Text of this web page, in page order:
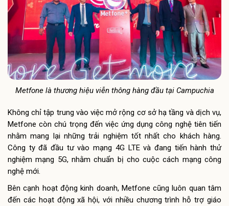
Metfone là thương hiệu viễn thông hàng đầu tại Campuchia
Không chỉ tập trung vào việc mở rộng cơ sở hạ tầng và dịch vụ,
Metfone còn chú trọng đến việc ứng dụng công nghệ tiên tiến
nhằm mang lại những trải nghiệm tốt nhất cho khách hàng.
Công ty đã đầu tư vào mạng 4G LTE và đang tiến hành thử
nghiệm mạng 5G, nhằm chuẩn bị cho cuộc cách mạng công
nghệ mới.
Bên cạnh hoạt động kinh doanh, Metfone cũng luôn quan tâm
đến các hoạt động xã hội, với nhiều chương trình hỗ trợ giáo